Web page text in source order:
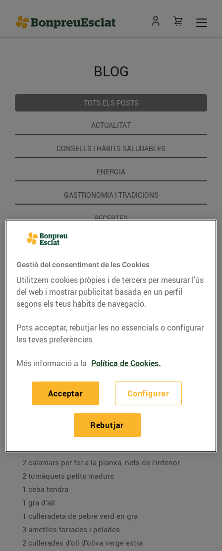
BLOG
TOTS ELS POSTS
ACTUALITAT
CONSELLS I HÀBITS SALUDABLES
ENERGIA
GASTRONOMIA I TRADICIONS
RECEPTES
RECEPTES
Sandvitx de calamars
23/d’agost/2021
Ingredients per a 4 persones:
1 focaccia mediterrània
2 calamars per fer a la planxa, nets de l’interior
2 tomàquets petits madurs
1 ceba tendra
1 gra d’all
1 culleradeta de pebre verd en gra
3 ametlles torrades i pelades
2 cullerades d’oli d’oliva verge extra
Gestió del consentiment de les Cookies
Utilitzem cookies pròpies i de tercers per mesurar l’ús
del web i mostrar publicitat basada en un perfil
segons els teus hàbits de navegació.
Pots acceptar, rebutjar les no essencials o configurar
les teves preferències.
Més informació a la Política de Cookies.
Configurar
Rebutjar
Acceptar